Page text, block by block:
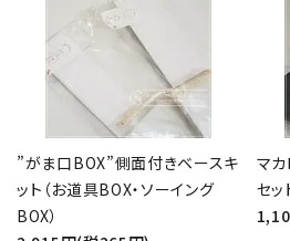
”がま口BOX”側面付きベースキ
ット（お道具BOX・ソーイング
BOX）
マ
セッ